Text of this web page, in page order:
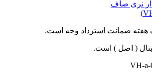
هفته ضمانت استرداد وجه است.
( اصل ) است.